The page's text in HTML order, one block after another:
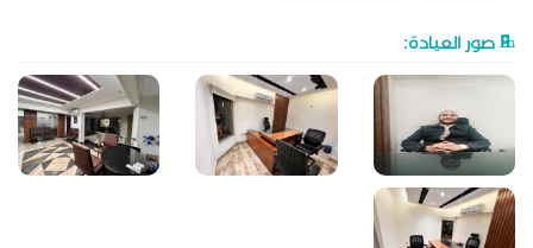
صور العيادة: